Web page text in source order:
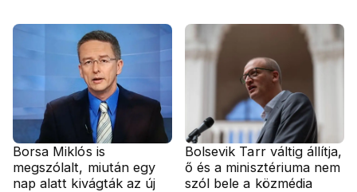
Borsa Miklós is
megszólalt, miután egy
nap alatt kivágták az új
Bolsevik Tarr váltig állítja,
ő és a minisztériuma nem
szól bele a közmédia